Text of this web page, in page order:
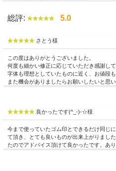
印面デザイン確認が不要
総評: 5.0
さとう様
この度はありがとうございました。
何度も細かい修正に応じていただき感謝して
字体も理想としていたものに近く、お値段
また機会がありましたらお願いしたいと思い
良かったです(^_-)-☆様
今まで使っていたゴム印とできるだけ同じ
て頂き、とても良いものが出来上がりまし
たのでアドバイス頂けて良かったです。あ